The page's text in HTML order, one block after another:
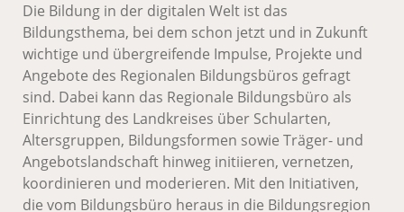
Die Bildung in der digitalen Welt ist das
Bildungsthema, bei dem schon jetzt und in Zukunft
wichtige und übergreifende Impulse, Projekte und
Angebote des Regionalen Bildungsbüros gefragt
sind. Dabei kann das Regionale Bildungsbüro als
Einrichtung des Landkreises über Schularten,
Altersgruppen, Bildungsformen sowie Träger- und
Angebotslandschaft hinweg initiieren, vernetzen,
koordinieren und moderieren. Mit den Initiativen,
die vom Bildungsbüro heraus in die Bildungsregion